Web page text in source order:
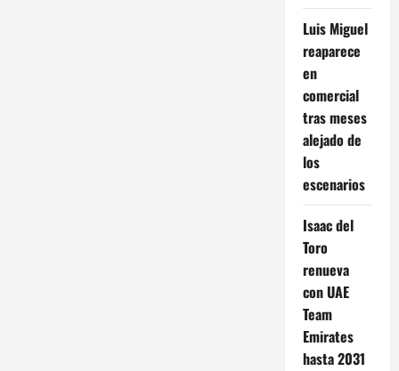
Luis Miguel
reaparece
en
comercial
tras meses
alejado de
los
escenarios
Isaac del
Toro
renueva
con UAE
Team
Emirates
hasta 2031